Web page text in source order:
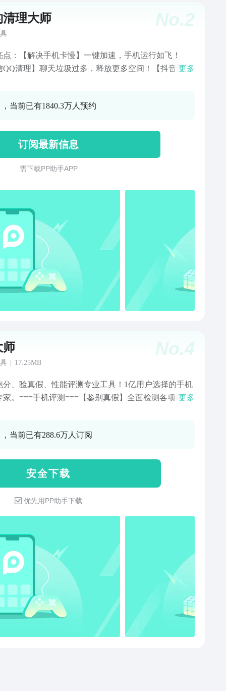
No.2
清理大师
点：【解决手机卡慢】一键加速，手机运行如飞！
QQ清理】聊天垃圾过多，释放更多空间！【抖音快手
垃圾，手机变清净！【安全应用锁】避免应用被偷
间！【CPU降温】手机发烫快速降温，保护手机寿
我们：vipconnect@cmcm.com
更多
当前已有1840.3万人预约
订阅最新信息
需 下 载 P P 助 手 A P P
No.4
师
17.25MB
分、验真假、性能评测专业工具！1亿用户选择的手机
家。===手机评测===【鉴别真假】全面检测各项指
跑个分！【硬件配置】一眼看懂40余项手机配置，帮
件、开机自启动等常见使用行为进行独家专业评测，
畅度一眼便知【评测】手机够“智能”吗？全新测试项
评测您的手机“智商”【VR评测】测试手机VR性能【机
】购机必备，购机先看大家怎么说
更多
当前已有288.6万人订阅
安 全 下 载
优先用PP助手下载